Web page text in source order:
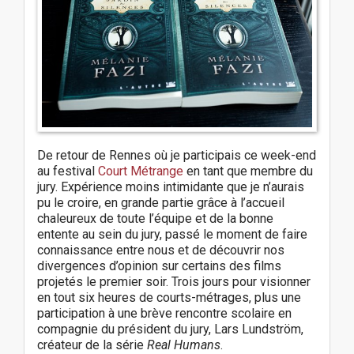
De retour de Rennes où je participais ce week-end
au festival Court Métrange en tant que membre du
jury. Expérience moins intimidante que je n’aurais
pu le croire, en grande partie grâce à l’accueil
chaleureux de toute l’équipe et de la bonne
entente au sein du jury, passé le moment de faire
connaissance entre nous et de découvrir nos
divergences d’opinion sur certains des films
projetés le premier soir. Trois jours pour visionner
en tout six heures de courts-métrages, plus une
participation à une brève rencontre scolaire en
compagnie du président du jury, Lars Lundström,
créateur de la série Real Humans.